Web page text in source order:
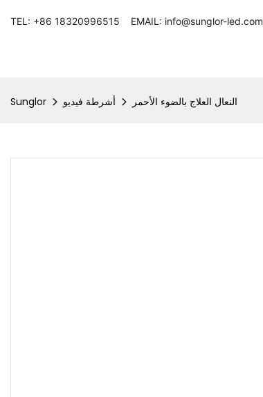
TEL: +86 18320996515 EMAIL: info@sunglor-led.com
Sunglor أشرطة فيديو النعال العلاج بالضوء الأحمر